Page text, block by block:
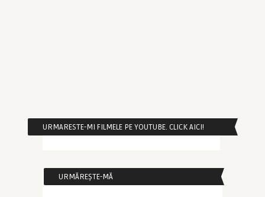
URMARESTE-MI FILMELE PE YOUTUBE. CLICK AICI!
URMĂREȘTE-MĂ